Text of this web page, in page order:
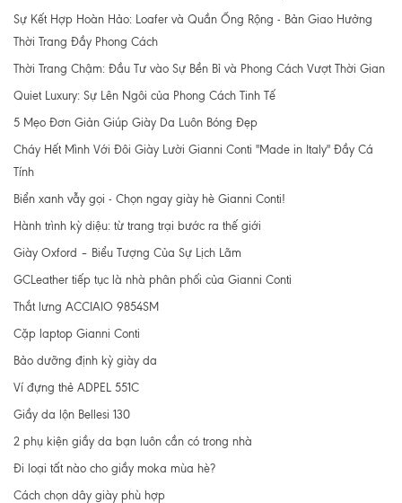
Sự Kết Hợp Hoàn Hảo: Loafer và Quần Ống Rộng - Bản Giao Hưởng
Thời Trang Đầy Phong Cách
Thời Trang Chậm: Đầu Tư vào Sự Bền Bỉ và Phong Cách Vượt Thời Gian
Quiet Luxury: Sự Lên Ngôi của Phong Cách Tinh Tế
5 Mẹo Đơn Giản Giúp Giày Da Luôn Bóng Đẹp
Cháy Hết Mình Với Đôi Giày Lười Gianni Conti "Made in Italy" Đầy Cá
Tính
Biển xanh vẫy gọi - Chọn ngay giày hè Gianni Conti!
Hành trình kỳ diệu: từ trang trại bước ra thế giới
Giày Oxford – Biểu Tượng Của Sự Lịch Lãm
GCLeather tiếp tục là nhà phân phối của Gianni Conti
Thắt lưng ACCIAIO 9854SM
Cặp laptop Gianni Conti
Bảo dưỡng định kỳ giày da
Ví đựng thẻ ADPEL 551C
Giầy da lộn Bellesi 130
2 phụ kiện giầy da bạn luôn cần có trong nhà
Đi loại tất nào cho giầy moka mùa hè?
Cách chọn dây giày phù hợp